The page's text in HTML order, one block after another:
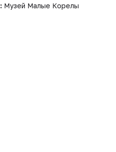
Музей Малые Корелы